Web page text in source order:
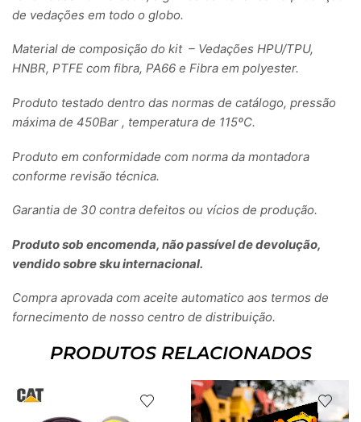
de vedações em todo o globo.
Material de composição do kit – Vedações HPU/TPU,
HNBR, PTFE com fibra, PA66 e Fibra em polyester.
Produto testado dentro das normas de catálogo, pressão
máxima de 450Bar , temperatura de 115ºC.
Produto em conformidade com norma da montadora
conforme revisão técnica.
Garantia de 30 contra defeitos ou vícios de produção.
Produto sob encomenda, não passível de devolução,
vendido sobre sku internacional.
Compra aprovada com aceite automatico aos termos de
fornecimento de nosso centro de distribuição.
PRODUTOS RELACIONADOS